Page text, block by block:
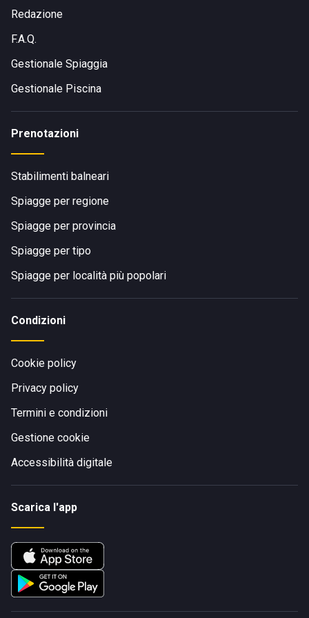
Gira a destra, percorri tutto il viale fino alla rotonda e prendi
destinazione alla tua sinistra.
Redazione
F.A.Q.
Gestionale Spiaggia
Gestionale Piscina
Prenotazioni
Stabilimenti balneari
Spiagge per regione
Spiagge per provincia
Spiagge per tipo
Spiagge per località più popolari
Condizioni
Cookie policy
Privacy policy
Termini e condizioni
Gestione cookie
Accessibilità digitale
Scarica l'app